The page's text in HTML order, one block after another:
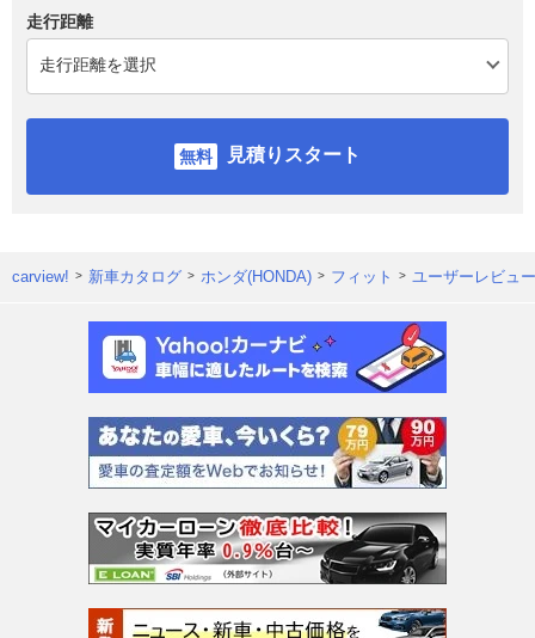
走行距離
見積りスタート
carview! 新車カタログ ホンダ(HONDA) フィット ユーザーレビュ